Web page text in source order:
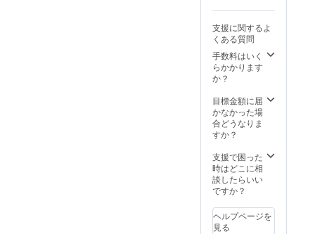
支援に関するよ
くある質問
手数料はいく
らかかります
か？
目標金額に届
かなかった場
合どうなりま
すか？
支援で困った
時はどこに相
談したらいい
ですか？
ヘルプページを
見る